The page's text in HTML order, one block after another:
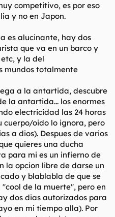
competitivo, es por eso
y no en Japon.
es alucinante, hay dos
que va en un barco y
y la del
mundos totalmente
a la antartida, descubre
la antartida... los enormes
electricidad las 24 horas
cuerpo/oido lo ignora, pero
a dios). Despues de varios
quieres una ducha
para mi es un infierno de
la opcion libre de darse un
y blablabla de que se
de la muerte", pero en
dos dias autorizados para
en mi tiempo alla). Por